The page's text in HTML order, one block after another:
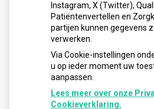
Kookadvies drinkwater in
besmetting
Terugroepactie babyvoeding
ziek maken
Instagram, X (Twitter),
Patiëntenvertellen en
partijen kunnen gegevens
verwerken.
Via Cookie-instellingen
u op ieder moment uw
aanpassen.
Lees meer over onze
Cookieverklaring.